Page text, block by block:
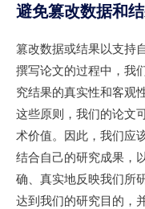
避免篡改数据和
篡改数据或结果以支持
撰写论文的过程中，我
究结果的真实性和客观
这些原则，我们的论文
术价值。因此，我们应
结合自己的研究成果，
确、真实地反映我们所
达到我们的研究目的，